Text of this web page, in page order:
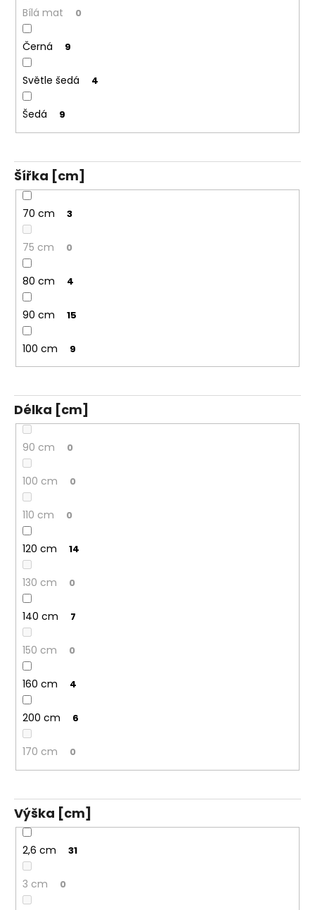
Bílá mat 0
Černá 9
Světle šedá 4
Šedá 9
Šířka [cm]
70 cm 3
75 cm 0
80 cm 4
90 cm 15
100 cm 9
Délka [cm]
90 cm 0
100 cm 0
110 cm 0
120 cm 14
130 cm 0
140 cm 7
150 cm 0
160 cm 4
200 cm 6
170 cm 0
Výška [cm]
2,6 cm 31
3 cm 0